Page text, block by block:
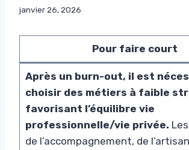
janvier 26, 2026
Pour faire court
Après un burn-out, il est
choisir des métiers à faible
favorisant l’équilibre vie
professionnelle/vie privée.
de l’accompagnement, de